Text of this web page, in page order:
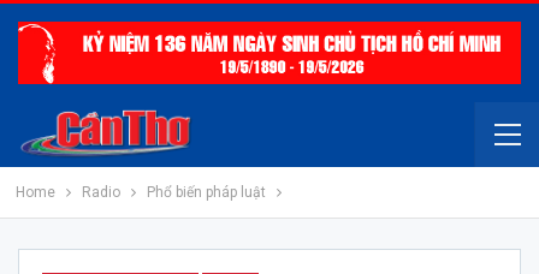
Home Radio Phổ biến pháp luật